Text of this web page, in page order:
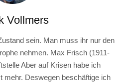
Vollmers
sein. Man muss ihr nur den
nehmen. Max Frisch (1911-
Aber auf Krisen habe ich
mehr. Deswegen beschäftige ich